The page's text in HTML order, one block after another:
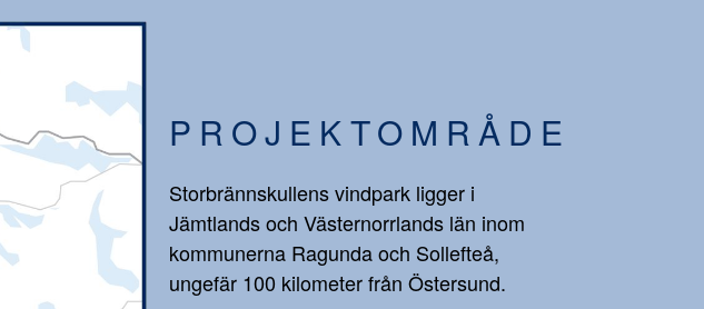
PROJEKTOMRÅDE
Storbrännskullens vindpark ligger i
Jämtlands och Västernorrlands län inom
kommunerna Ragunda och Sollefteå,
ungefär 100 kilometer från Östersund.